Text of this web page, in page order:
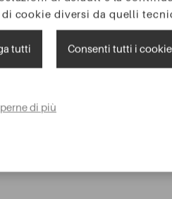
cookie diversi da quelli
tutti Consenti tutti i cookie
di più